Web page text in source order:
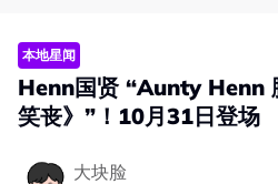
本地星闻
Henn国贤 “Aunty Henn
笑丧》”！10月31日登场
大块脸